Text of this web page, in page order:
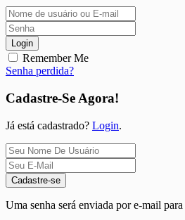
Login
Remember Me
Senha perdida?
Cadastre-Se Agora!
Já está cadastrado? Login.
Cadastre-se
Uma senha será enviada por e-mail